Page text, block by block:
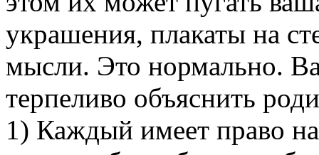
украшения, плакаты на
мысли. Это нормально.
терпеливо объяснить
1) Каждый имеет право